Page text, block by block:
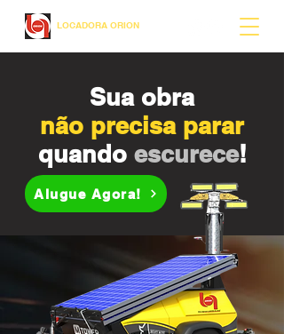
LOCADORA ORION
Sua obra
não precisa parar
quando escurece!
Alugue Agora!